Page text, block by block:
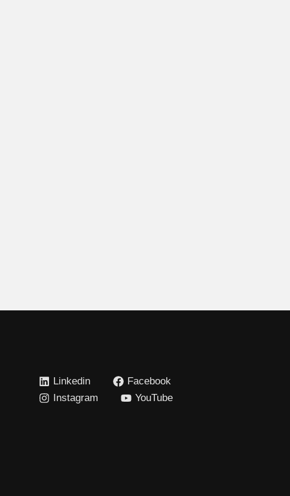
Linkedin
Facebook
Instagram
YouTube